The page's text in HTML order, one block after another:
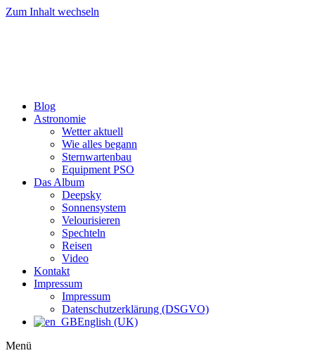
Zum Inhalt wechseln
Blog
Astronomie
Wetter aktuell
Wie alles begann
Sternwartenbau
Equipment PSO
Das Album
Deepsky
Sonnensystem
Velourisieren
Spechteln
Reisen
Video
Kontakt
Impressum
Impressum
Datenschutzerklärung (DSGVO)
English (UK)
Menü